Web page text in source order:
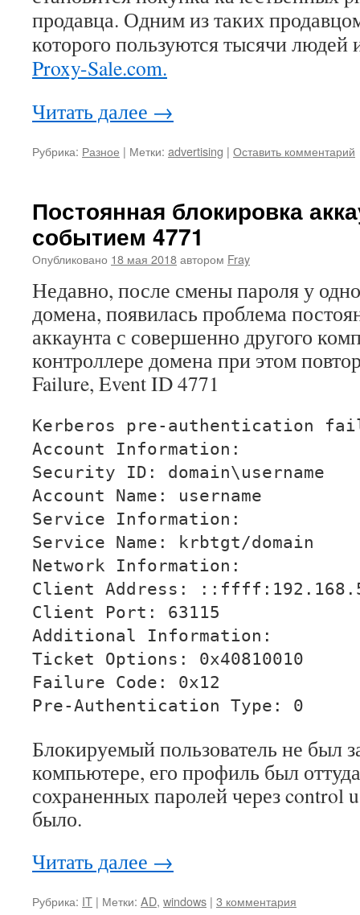
продавца. Одним из таких
которого пользуются тысячи людей
Proxy-Sale.com.
Читать далее →
Рубрика: Разное | Метки: advertising | Оставить комментарий
Постоянная блокировка
событием 4771
Опубликовано 18 мая 2018автором Fray
Недавно, после смены пароля у
домена, появилась проблема
аккаунта с совершенно другого
контроллере домена при этом
Failure, Event ID 4771
Kerberos pre-authentication
Account Information:
Security ID: domain\username
Account Name: username
Service Information:
Service Name: krbtgt/domain
Network Information:
Client Address:
Client Port: 63115
Additional Information:
Ticket Options: 0x40810010
Failure Code: 0x12
Pre-Authentication Type: 0
Блокируемый пользователь не был
компьютере, его профиль был
сохраненных паролей через control
было.
Читать далее →
Рубрика: IT | Метки: AD, windows | 3 комментария